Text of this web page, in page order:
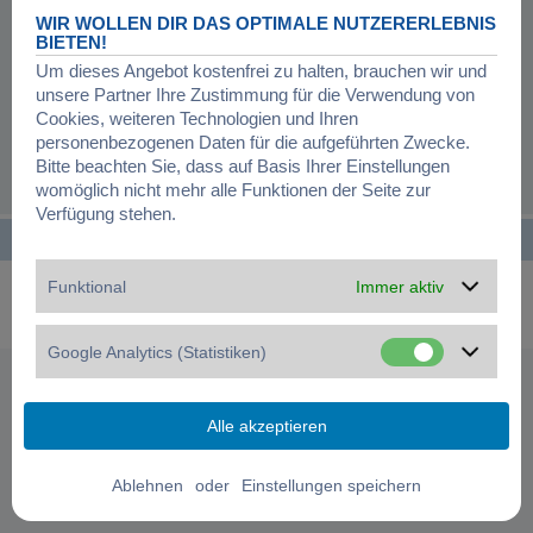
weitere Funktionen zuzugreifen. Die Board-Administration kann registrierten
Benutzern auch zusätzliche Berechtigungen zuweisen. Beachte bitte unsere
Nutzungsbedingungen und die verwandten Regelungen, bevor du dich
registrierst. Bitte beachte auch die jeweiligen Forenregeln, wenn du dich in
diesem Board bewegst.
Nutzungsbedingungen|Datenschutzerklärung
Powered by
® Forum Software © phpBB Limited
Datenschutz|Nutzungsbedingungen|Cookies verwalten
WIR WOLLEN DIR DAS OPTIMALE NUTZERERLEBNIS
BIETEN!
Um dieses Angebot kostenfrei zu halten, brauchen wir und
unsere Partner Ihre Zustimmung für die Verwendung von
Cookies, weiteren Technologien und Ihren
personenbezogenen Daten für die aufgeführten Zwecke.
Bitte beachten Sie, dass auf Basis Ihrer Einstellungen
womöglich nicht mehr alle Funktionen der Seite zur
Verfügung stehen.
Funktional Immer aktiv
Google Analytics (Statistiken)
oder